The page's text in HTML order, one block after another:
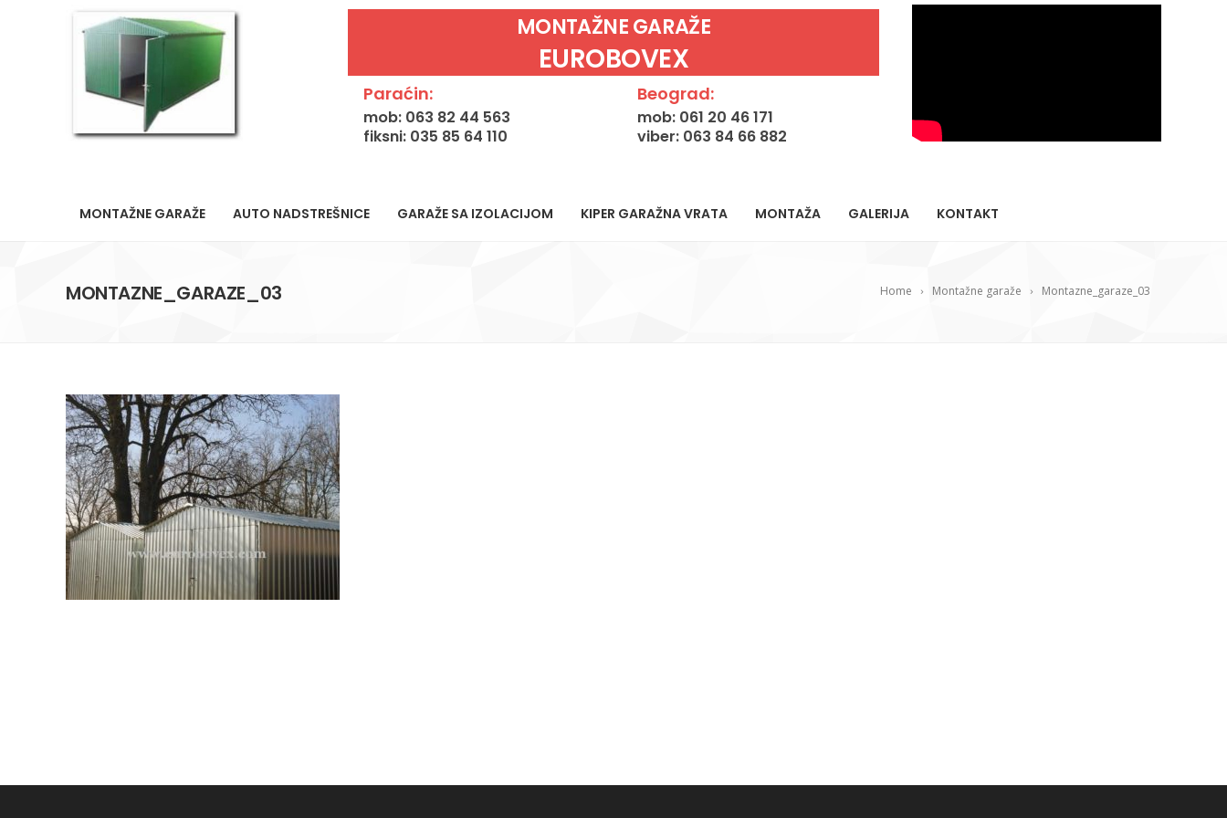
MONTAŽNE GARAŽE
EUROBOVEX
Paraćin:
mob: 063 82 44 563
fiksni: 035 85 64 110
Beograd:
mob: 061 20 46 171
viber: 063 84 66 882
MONTAŽNE GARAŽE AUTO NADSTREŠNICE GARAŽE SA IZOLACIJOM KIPER GARAŽNA VRATA MONTAŽA GALERIJA KONTAKT
Home Montažne garaže Montazne_garaze_03
MONTAZNE_GARAZE_03